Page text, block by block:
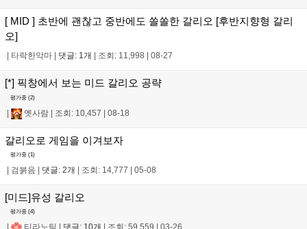
[ MID ] 초반에 괜찮고 중반에도 쏠쏠한 갈리오 [후반지향형 갈리
오]
타락한악마 댓글: 1개 조회: 11,998 08-27
[*] 픽창에서 보는 미드 갈리오 공략
평가중 (2)
| 옛사람 | 조회: 10,457 | 08-18
갈리오로 게임을 이겨보자
평가중 (1)
검붉음 댓글: 2개 조회: 14,777 05-08
[미드]유성 갈리오
평가중 (4)